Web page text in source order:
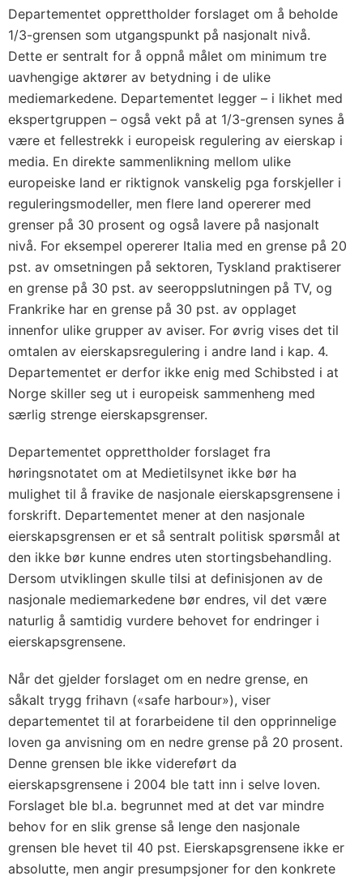
Departementet opprettholder forslaget om å beholde
1/3-grensen som utgangspunkt på nasjonalt nivå.
Dette er sentralt for å oppnå målet om minimum tre
uavhengige aktører av betydning i de ulike
mediemarkedene. Departementet legger – i likhet med
ekspertgruppen – også vekt på at 1/3-grensen synes å
være et fellestrekk i europeisk regulering av eierskap i
media. En direkte sammenlikning mellom ulike
europeiske land er riktignok vanskelig pga forskjeller i
reguleringsmodeller, men flere land opererer med
grenser på 30 prosent og også lavere på nasjonalt
nivå. For eksempel opererer Italia med en grense på 20
pst. av omsetningen på sektoren, Tyskland praktiserer
en grense på 30 pst. av seeroppslutningen på TV, og
Frankrike har en grense på 30 pst. av opplaget
innenfor ulike grupper av aviser. For øvrig vises det til
omtalen av eierskapsregulering i andre land i kap. 4.
Departementet er derfor ikke enig med Schibsted i at
Norge skiller seg ut i europeisk sammenheng med
særlig strenge eierskapsgrenser.
Departementet opprettholder forslaget fra
høringsnotatet om at Medietilsynet ikke bør ha
mulighet til å fravike de nasjonale eierskapsgrensene i
forskrift. Departementet mener at den nasjonale
eierskapsgrensen er et så sentralt politisk spørsmål at
den ikke bør kunne endres uten stortingsbehandling.
Dersom utviklingen skulle tilsi at definisjonen av de
nasjonale mediemarkedene bør endres, vil det være
naturlig å samtidig vurdere behovet for endringer i
eierskapsgrensene.
Når det gjelder forslaget om en nedre grense, en
såkalt trygg frihavn («safe harbour»), viser
departementet til at forarbeidene til den opprinnelige
loven ga anvisning om en nedre grense på 20 prosent.
Denne grensen ble ikke videreført da
eierskapsgrensene i 2004 ble tatt inn i selve loven.
Forslaget ble bl.a. begrunnet med at det var mindre
behov for en slik grense så lenge den nasjonale
grensen ble hevet til 40 pst. Eierskapsgrensene ikke er
absolutte, men angir presumpsjoner for den konkrete